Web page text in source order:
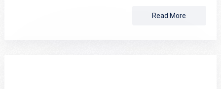
Read More